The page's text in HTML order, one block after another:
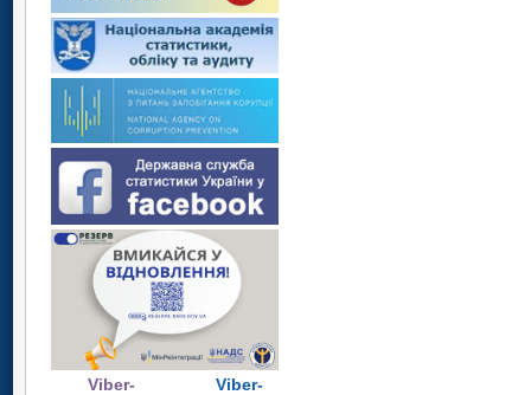
Viber-
Viber-